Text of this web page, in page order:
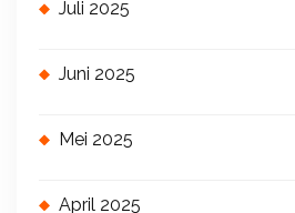
Juli 2025
Juni 2025
Mei 2025
April 2025